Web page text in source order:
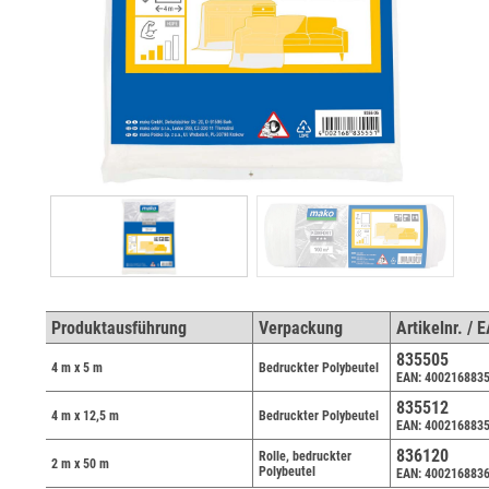
Produktausführung Verpackung Artikelnr. /
4 m x 5 m Bedruckter Polybeutel 835505
EAN:
4 m x 12,5 m Bedruckter Polybeutel 835512
EAN:
2 m x 50 m
Rolle, bedruckter
Polybeutel
836120
EAN: